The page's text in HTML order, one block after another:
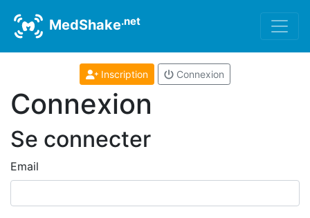
MedShake.net
Inscription Connexion
Connexion
Se connecter
Email